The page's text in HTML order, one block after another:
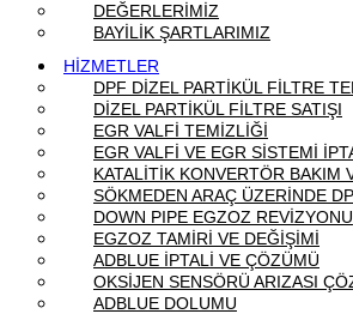
DEĞERLERİMİZ
BAYİLİK ŞARTLARIMIZ
HİZMETLER
DPF DİZEL PARTİKÜL FİLTRE
DİZEL PARTİKÜL FİLTRE SATIŞI
EGR VALFİ TEMİZLİĞİ
EGR VALFİ VE EGR SİSTEMİ
KATALİTİK KONVERTÖR BAKIM
SÖKMEDEN ARAÇ ÜZERİNDE
DOWN PIPE EGZOZ REVİZYONU
EGZOZ TAMİRİ VE DEĞİŞİMİ
ADBLUE İPTALİ VE ÇÖZÜMÜ
OKSİJEN SENSÖRÜ ARIZASI
ADBLUE DOLUMU